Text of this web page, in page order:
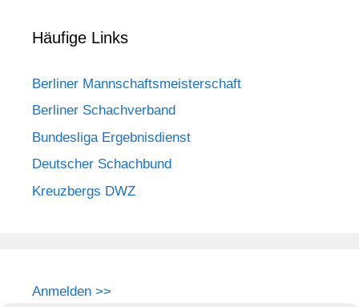
Häufige Links
Berliner Mannschaftsmeisterschaft
Berliner Schachverband
Bundesliga Ergebnisdienst
Deutscher Schachbund
Kreuzbergs DWZ
Anmelden >>